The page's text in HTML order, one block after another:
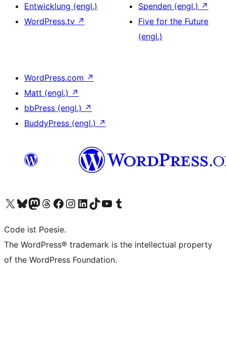
Entwicklung (engl.)
WordPress.tv ↗
Spenden (engl.) ↗
Five for the Future
(engl.)
WordPress.com ↗
Matt (engl.) ↗
bbPress (engl.) ↗
BuddyPress (engl.) ↗
Unser X-Konto (früher Twitter) besuchen
Unser Bluesky-Konto besuchen
Unser Mastodon-Konto besuchen
Unser Threads-Konto besuchen
Unsere Facebook-Seite besuchen
Unser Instagram-Konto besuchen
Unser LinkedIn-Konto besuchen
Unser TikTok-Konto besuchen
Unseren YouTube-Kanal besuchen
Unser Tumblr-Konto besuchen
Code ist Poesie.
The WordPress® trademark is the intellectual property
of the WordPress Foundation.